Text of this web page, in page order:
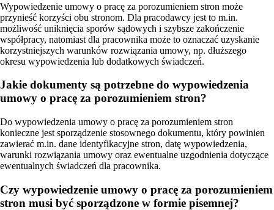
Wypowiedzenie umowy o pracę za porozumieniem stron może
przynieść korzyści obu stronom. Dla pracodawcy jest to m.in.
możliwość uniknięcia sporów sądowych i szybsze zakończenie
współpracy, natomiast dla pracownika może to oznaczać uzyskanie
korzystniejszych warunków rozwiązania umowy, np. dłuższego
okresu wypowiedzenia lub dodatkowych świadczeń.
Jakie dokumenty są potrzebne do wypowiedzenia
umowy o pracę za porozumieniem stron?
Do wypowiedzenia umowy o pracę za porozumieniem stron
konieczne jest sporządzenie stosownego dokumentu, który powinien
zawierać m.in. dane identyfikacyjne stron, datę wypowiedzenia,
warunki rozwiązania umowy oraz ewentualne uzgodnienia dotyczące
ewentualnych świadczeń dla pracownika.
Czy wypowiedzenie umowy o pracę za porozumieniem
stron musi być sporządzone w formie pisemnej?